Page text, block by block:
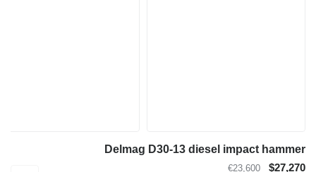
Delmag D30-